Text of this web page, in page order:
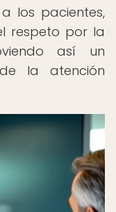
los pacientes,
respeto por la
así un
la atención